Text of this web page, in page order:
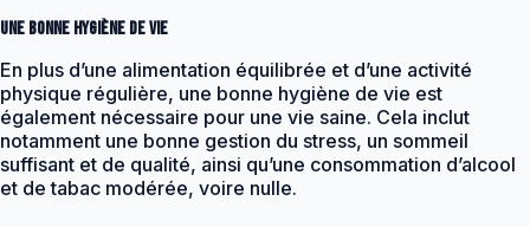
Une bonne hygiène de vie
En plus d’une alimentation équilibrée et d’une activité
physique régulière, une bonne hygiène de vie est
également nécessaire pour une vie saine. Cela inclut
notamment une bonne gestion du stress, un sommeil
suffisant et de qualité, ainsi qu’une consommation d’alcool
et de tabac modérée, voire nulle.